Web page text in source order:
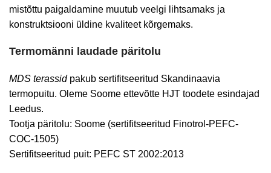
mistõttu paigaldamine muutub veelgi lihtsamaks ja
konstruktsiooni üldine kvaliteet kõrgemaks.
Termomänni laudade päritolu
MDS terassidpakub sertifitseeritud Skandinaavia
termopuitu. Oleme Soome ettevõtte HJT toodete esindajad
Leedus.
Tootja päritolu: Soome (sertifitseeritud Finotrol-PEFC-
COC-1505)
Sertifitseeritud puit: PEFC ST 2002:2013